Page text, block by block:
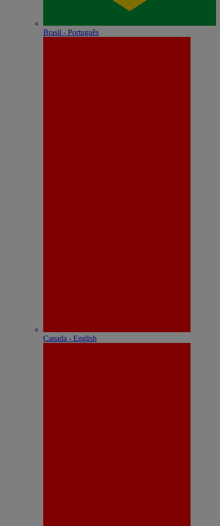
Brasil - Português
Canada - English